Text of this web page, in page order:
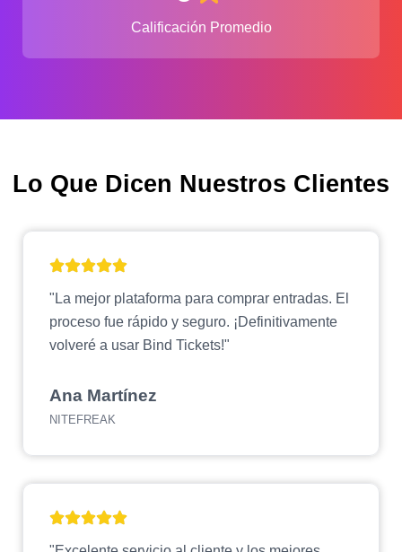
Calificación Promedio
Lo Que Dicen Nuestros Clientes
"La mejor plataforma para comprar entradas. El
proceso fue rápido y seguro. ¡Definitivamente
volveré a usar Bind Tickets!"
Ana Martínez
NITEFREAK